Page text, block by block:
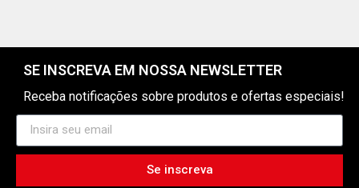
SE INSCREVA EM NOSSA NEWSLETTER
Receba notificações sobre produtos e ofertas especiais!
Se inscreva